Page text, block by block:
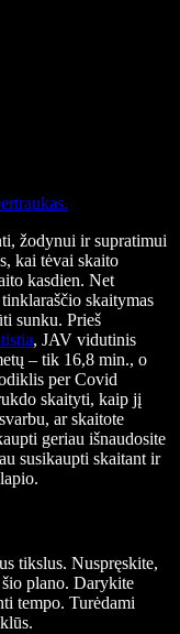
žodynui ir supratimui
kai tėvai skaito
kasdien. Net
skaitymas
sunku. Prieš
, JAV vidutinis
– tik 16,8 min., o
per Covid
skaityti, kaip jį
ar skaitote
geriau išnaudosite
susikaupti skaitant ir
tikslus. Nuspręskite,
plano. Darykite
tempo. Turėdami